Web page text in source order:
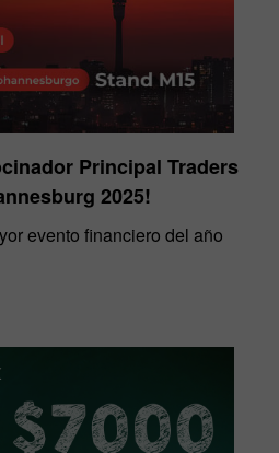
Principal Traders
2025!
evento financiero del año